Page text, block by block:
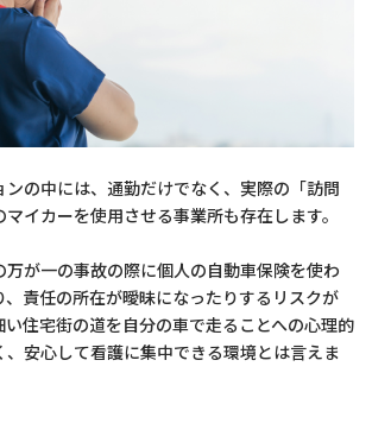
ンの中には、通勤だけでなく、実際の「訪問
イカーを使用させる事業所も存在します。
万が一の事故の際に個人の自動車保険を使わ
、責任の所在が曖昧になったりするリスクが
い住宅街の道を自分の車で走ることへの心理的
安心して看護に集中できる環境とは言えま